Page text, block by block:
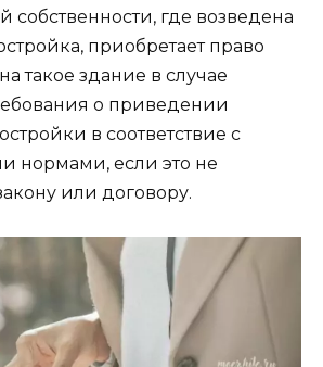
где возведена
приобретает право
такое здание в случае
о приведении
в соответствие с
нормами, если это не
или договору.